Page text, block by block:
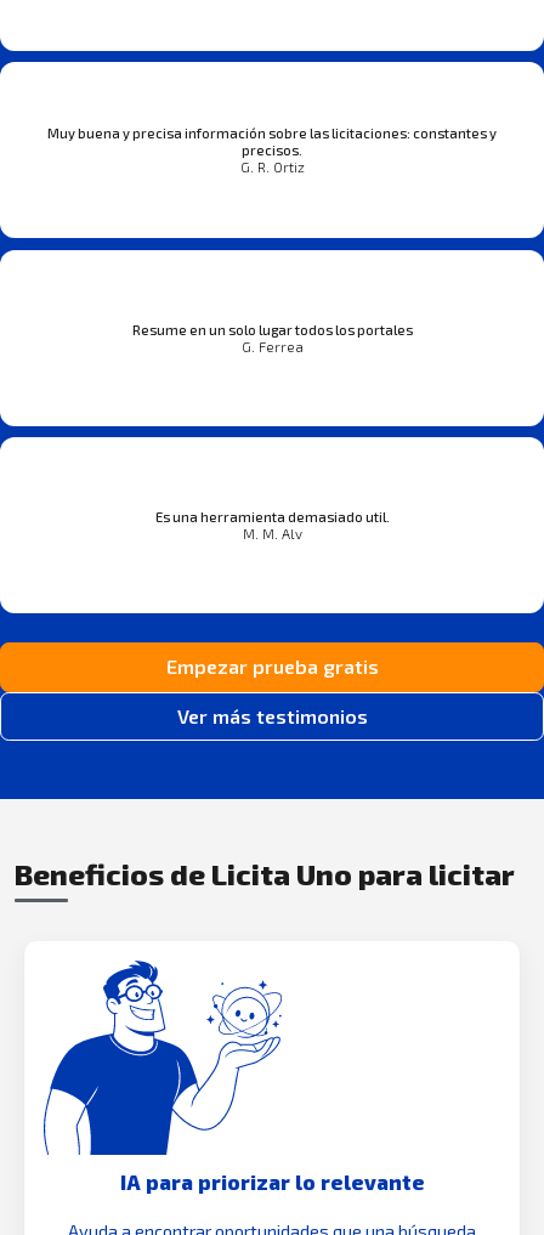
Muy buena y precisa información sobre las licitaciones: constantes y
precisos.
G. R. Ortiz
Resume en un solo lugar todos los portales
G. Ferrea
Es una herramienta demasiado util.
M. M. Alv
Empezar prueba gratis
Ver más testimonios
Beneficios de Licita Uno para licitar
IA para priorizar lo relevante